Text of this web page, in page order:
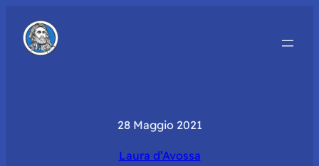
28 Maggio 2021
Laura d’Avossa